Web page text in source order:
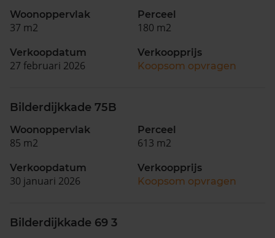
Woonoppervlak
37 m2
Perceel
180 m2
Verkoopdatum
27 februari 2026
Verkoopprijs
Koopsom opvragen
Bilderdijkkade 75B
Woonoppervlak
85 m2
Perceel
613 m2
Verkoopdatum
30 januari 2026
Verkoopprijs
Koopsom opvragen
Bilderdijkkade 69 3